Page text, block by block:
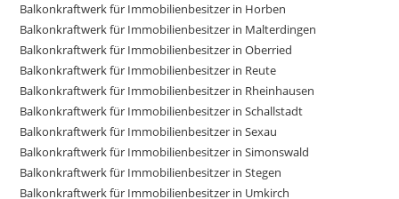
Balkonkraftwerk für Immobilienbesitzer in Horben
Balkonkraftwerk für Immobilienbesitzer in Malterdingen
Balkonkraftwerk für Immobilienbesitzer in Oberried
Balkonkraftwerk für Immobilienbesitzer in Reute
Balkonkraftwerk für Immobilienbesitzer in Rheinhausen
Balkonkraftwerk für Immobilienbesitzer in Schallstadt
Balkonkraftwerk für Immobilienbesitzer in Sexau
Balkonkraftwerk für Immobilienbesitzer in Simonswald
Balkonkraftwerk für Immobilienbesitzer in Stegen
Balkonkraftwerk für Immobilienbesitzer in Umkirch